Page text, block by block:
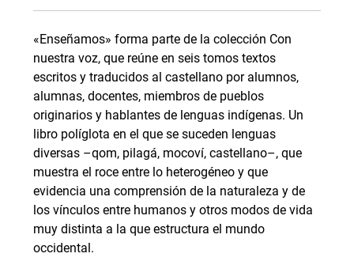
«Enseñamos» forma parte de la colección Con
nuestra voz, que reúne en seis tomos textos
escritos y traducidos al castellano por alumnos,
alumnas, docentes, miembros de pueblos
originarios y hablantes de lenguas indígenas. Un
libro políglota en el que se suceden lenguas
diversas –qom, pilagá, mocoví, castellano–, que
muestra el roce entre lo heterogéneo y que
evidencia una comprensión de la naturaleza y de
los vínculos entre humanos y otros modos de vida
muy distinta a la que estructura el mundo
occidental.